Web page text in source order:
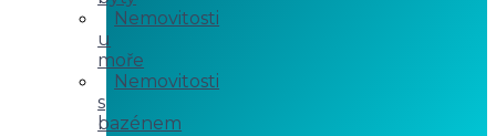
Nemovitosti
u
moře
Nemovitosti
s
bazénem